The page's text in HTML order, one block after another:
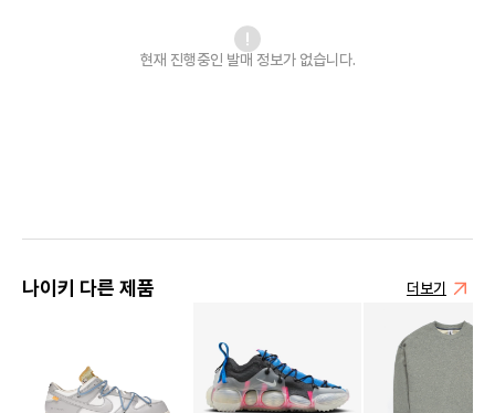
현재 진행중인 발매 정보가 없습니다.
나이키 다른 제품 더보기